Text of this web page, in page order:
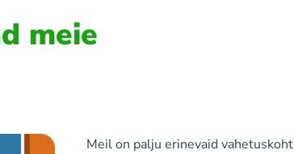
meie
Meil ​​on palju erinevaid